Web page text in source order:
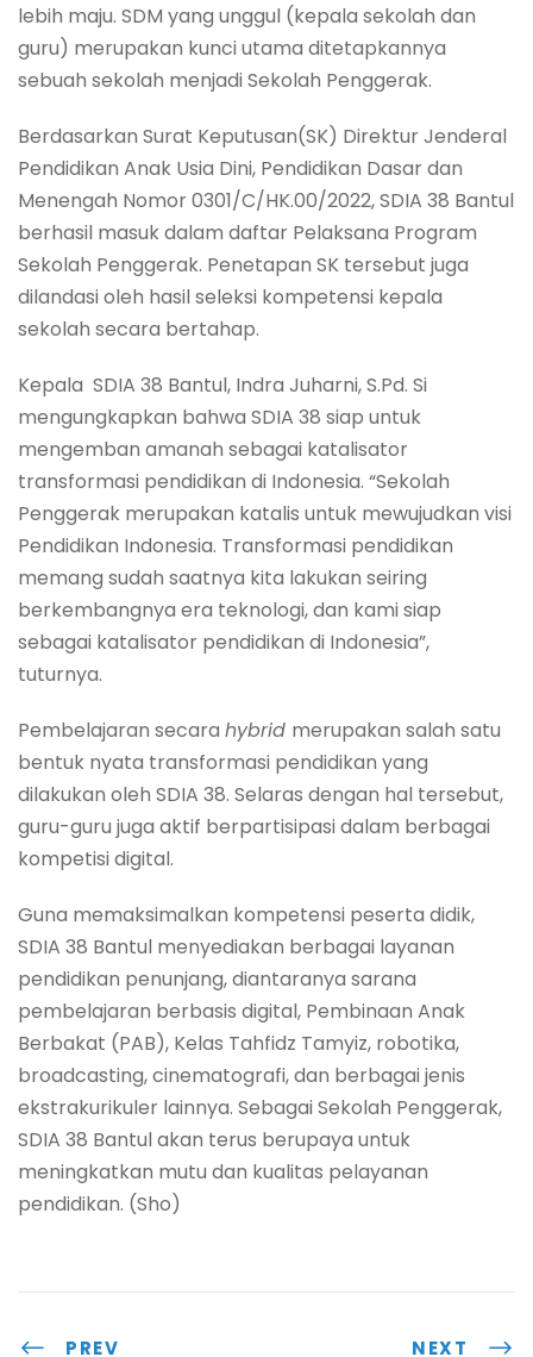
lebih maju. SDM yang unggul (kepala sekolah dan
guru) merupakan kunci utama ditetapkannya
sebuah sekolah menjadi Sekolah Penggerak.
Berdasarkan Surat Keputusan(SK) Direktur Jenderal
Pendidikan Anak Usia Dini, Pendidikan Dasar dan
Menengah Nomor 0301/C/HK.00/2022, SDIA 38 Bantul
berhasil masuk dalam daftar Pelaksana Program
Sekolah Penggerak. Penetapan SK tersebut juga
dilandasi oleh hasil seleksi kompetensi kepala
sekolah secara bertahap.
Kepala SDIA 38 Bantul, Indra Juharni, S.Pd. Si
mengungkapkan bahwa SDIA 38 siap untuk
mengemban amanah sebagai katalisator
transformasi pendidikan di Indonesia. “Sekolah
Penggerak merupakan katalis untuk mewujudkan visi
Pendidikan Indonesia. Transformasi pendidikan
memang sudah saatnya kita lakukan seiring
berkembangnya era teknologi, dan kami siap
sebagai katalisator pendidikan di Indonesia”,
tuturnya.
Pembelajaran secara hybrid merupakan salah satu
bentuk nyata transformasi pendidikan yang
dilakukan oleh SDIA 38. Selaras dengan hal tersebut,
guru-guru juga aktif berpartisipasi dalam berbagai
kompetisi digital.
Guna memaksimalkan kompetensi peserta didik,
SDIA 38 Bantul menyediakan berbagai layanan
pendidikan penunjang, diantaranya sarana
pembelajaran berbasis digital, Pembinaan Anak
Berbakat (PAB), Kelas Tahfidz Tamyiz, robotika,
broadcasting, cinematografi, dan berbagai jenis
ekstrakurikuler lainnya. Sebagai Sekolah Penggerak,
SDIA 38 Bantul akan terus berupaya untuk
meningkatkan mutu dan kualitas pelayanan
pendidikan. (Sho)
PREV NEXT